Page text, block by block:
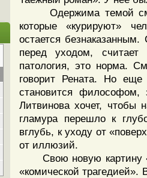
Одержима темой
которые «курируют»
остается безнаказанным.
перед уходом,
патология, это норма.
говорит Рената. Но еще
становится философом,
Литвинова хочет, чтобы
гламура перешло к
вглубь, к уходу от
от иллюзий.
Свою новую картину
«комической трагедией».